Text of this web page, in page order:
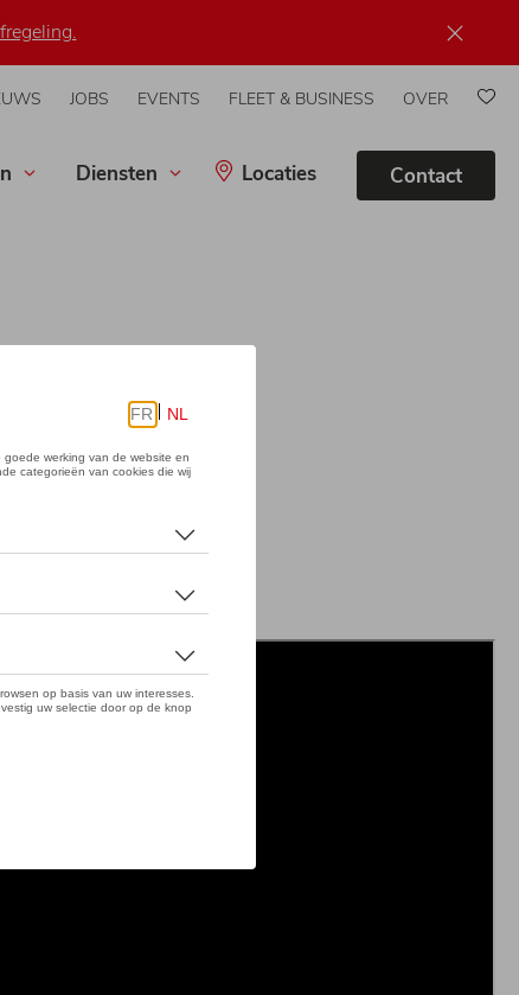
JOBS EVENTS FLEET & BUSINESS OVER
Diensten Locaties Contact